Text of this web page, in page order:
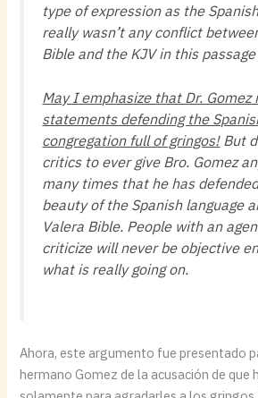
type of expression as the
really wasn’t any conflict
Bible and the KJV in this
May I emphasize that Dr. Gomez
statements defending the
congregation full of gringos!But
critics to ever give Bro. Gomez
many times that he has
beauty of the Spanish language
Valera Bible. People with an
criticize will never be objective
what is really going on.
Ahora, este argumento fue presentado
hermano Gomez de la acusación de que